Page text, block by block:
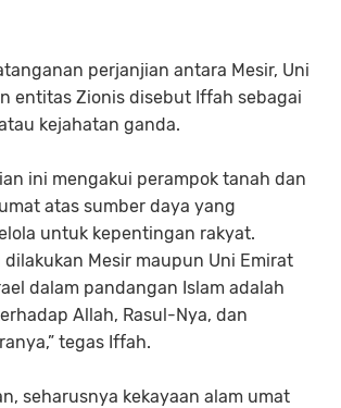
perjanjian antara Mesir, Uni
entitas Zionis disebut Iffah sebagai
kejahatan ganda.
ini mengakui perampok tanah dan
atas sumber daya yang
untuk kepentingan rakyat.
Mesir maupun Uni Emirat
dalam pandangan Islam adalah
Allah, Rasul-Nya, dan
tegas Iffah.
seharusnya kekayaan alam umat